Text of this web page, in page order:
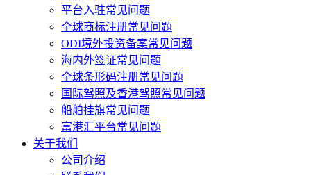
平台入驻常见问题
全球商标注册常见问题
ODI境外投资备案常见问题
海内外签证常见问题
全球条形码注册常见问题
国际驾照及香港驾照常见问题
船舶挂旗常见问题
富港汇平台常见问题
关于我们
公司介绍